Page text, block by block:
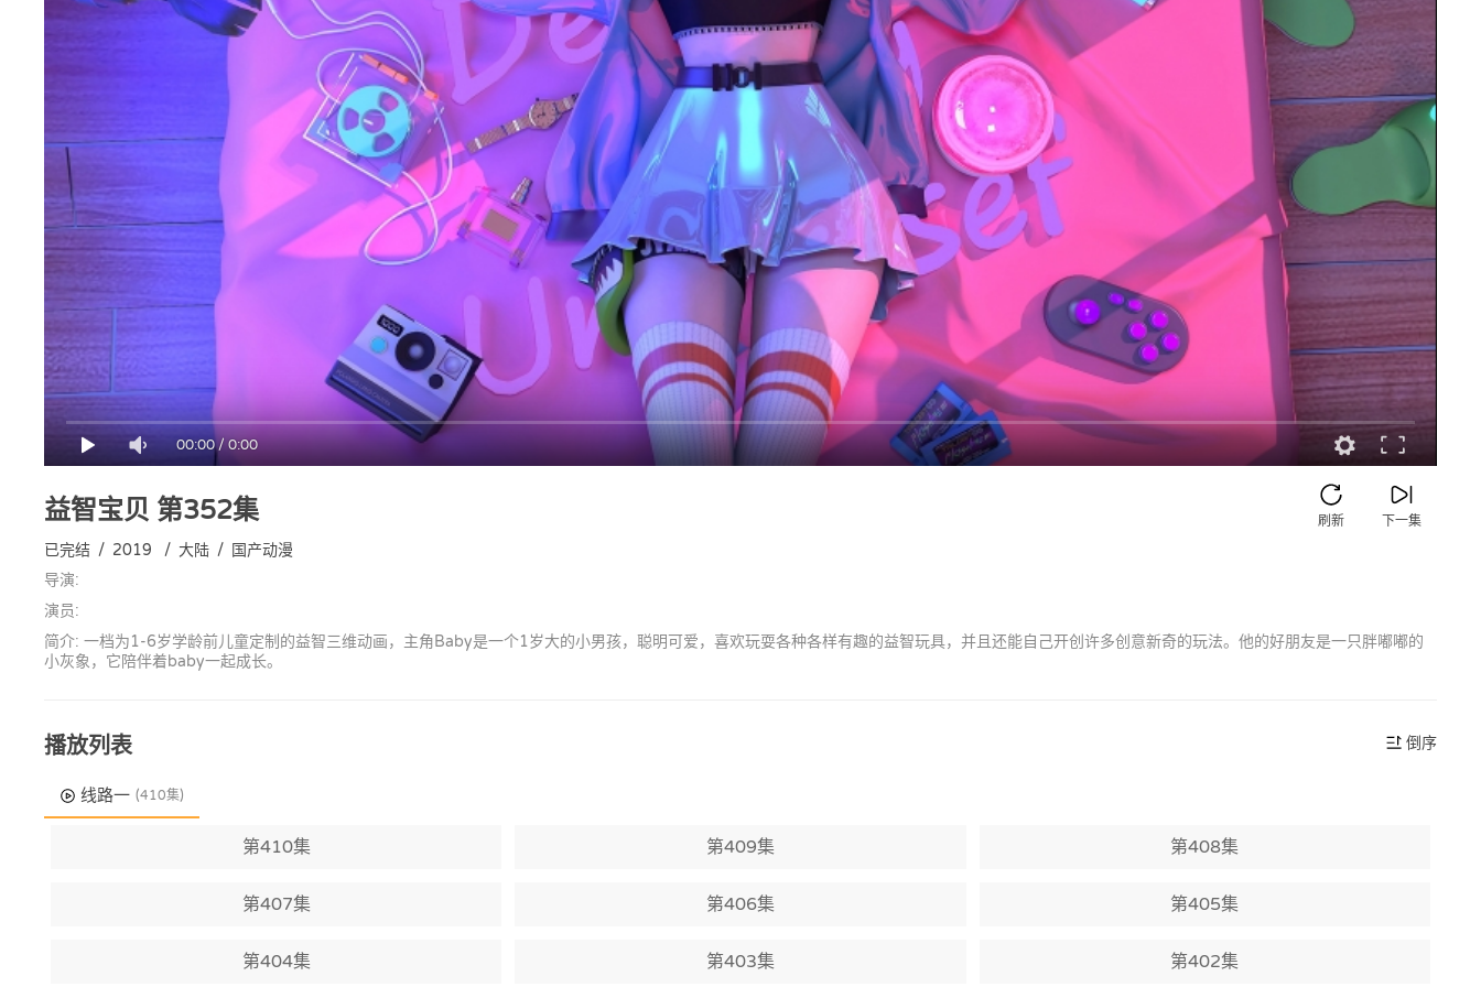
00:00/0:00
益智宝贝 第352集 下一集
刷新
已完结 / 2019 / 大陆 / 国产动漫
导演:
演员:
简介: 一档为1-6岁学龄前儿童定制的益智三维动画，主角Baby是一个1岁大的小男孩，聪明可爱，喜欢玩耍各种各样有趣的益智玩具，并且还能自己开创许多创意新奇的玩法。他的好朋友是一只胖嘟嘟的
小灰象，它陪伴着baby一起成长。
播放列表 倒序
线路一 (410集)
第410集 第409集 第408集
第407集 第406集 第405集
第404集 第403集 第402集